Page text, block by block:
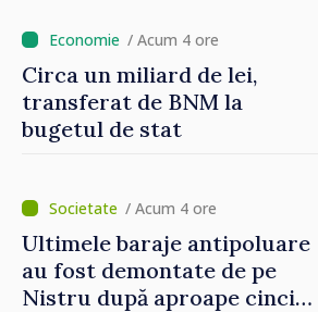
/ Acum 4 ore
Circa un miliard de lei,
transferat de BNM la
bugetul de stat
/ Acum 4 ore
Ultimele baraje antipoluare
au fost demontate de pe
Nistru după aproape cinci